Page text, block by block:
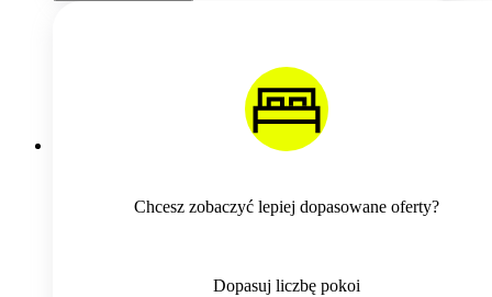
Chcesz zobaczyć lepiej dopasowane oferty?
Dopasuj liczbę pokoi